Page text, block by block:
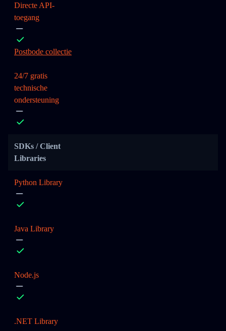
Directe API-
toegang
Postbode collectie
24/7 gratis
technische
ondersteuning
SDKs / Client
Libraries
Python Library
Java Library
Node.js
.NET Library